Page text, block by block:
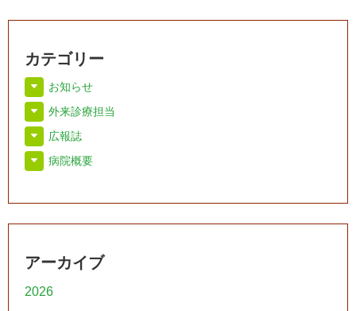
カテゴリー
お知らせ
外来診療担当
広報誌
病院概要
アーカイブ
2026